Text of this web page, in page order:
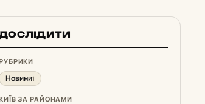
Новини1
ЗА РАЙОНАМИ